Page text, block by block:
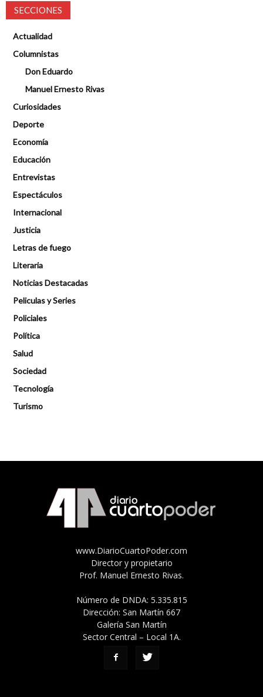
SECCIONES
Actualidad
Columnistas
Don Eduardo
Manuel Ernesto Rivas
Curiosidades
Deporte
Economía
Educación
Entrevistas
Espectáculos
Internacional
Justicia
Letras de fuego
Literaria
Noticias Destacadas
Peliculas y Series
Policiales
Política
Salud
Sociedad
Tecnología
Turismo
www.DiarioCuartoPoder.com
Director y propietario
Prof. Manuel Ernesto Rivas.
Número de DNDA: 5.335.815
Dirección: San Martín 667
Galería San Martín
Sector Central – Local 1A.